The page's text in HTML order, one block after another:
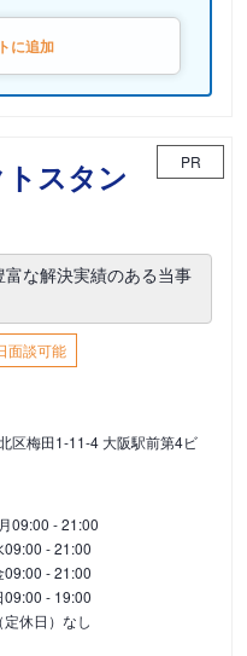
に追加
スタン
PR
な解決実績のある当事
面談可能
区梅田1-11-4 大阪駅前第4ビ
月09:00 - 21:00
09:00 - 21:00
09:00 - 21:00
09:00 - 19:00
（定休日）なし